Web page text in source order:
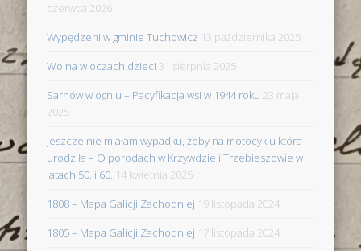
czerwca 2026
Wypędzeni w gminie Tuchowicz 13 października 2025
Wojna w oczach dzieci 31 sierpnia 2025
Sarnów w ogniu – Pacyfikacja wsi w 1944 roku 23 maja
2025
Jeszcze nie miałam wypadku, żeby na motocyklu która
urodziła – O porodach w Krzywdzie i Trzebieszowie w
latach 50. i 60. 14 kwietnia 2025
1808 – Mapa Galicji Zachodniej 19 listopada 2024
1805 – Mapa Galicji Zachodniej 17 listopada 2024